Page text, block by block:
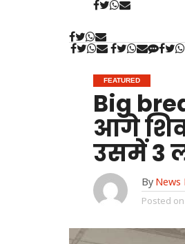
FEATURED
Big
आगे शिव
उसमें 3
By News
Posted on